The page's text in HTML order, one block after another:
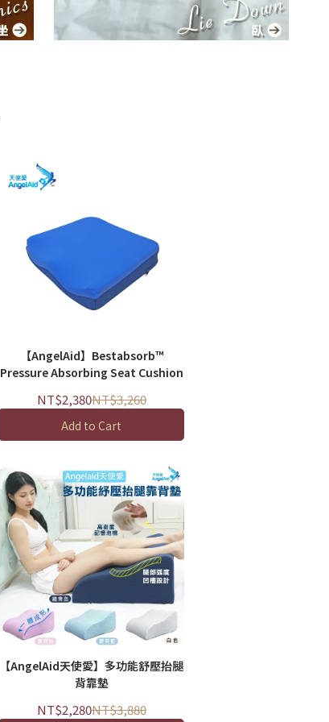
【AngelAid】Bestabsorb™
Pressure Absorbing Seat Cushion
NT$2,380NT$3,260
Add to Cart
【AngelAid天使愛】多功能舒壓抬腿
背靠墊
NT$2,280NT$3,880